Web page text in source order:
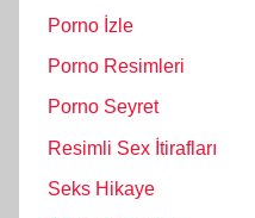
Porno İzle
Porno Resimleri
Porno Seyret
Resimli Sex İtirafları
Seks Hikaye